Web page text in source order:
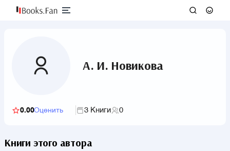
А. И. Новикова
0.00Оценить 3 Книги 0
Книги этого автора